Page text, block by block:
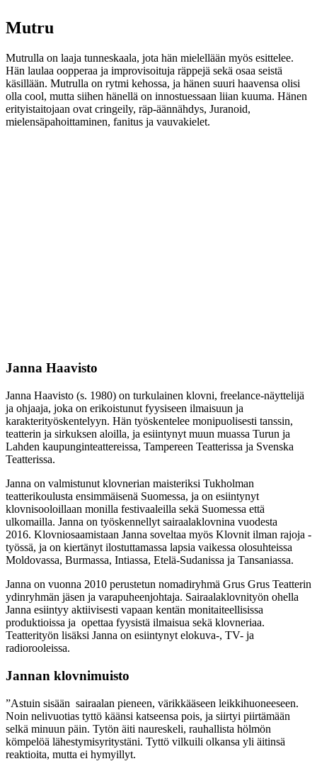
Mutru
Mutrulla on laaja tunneskaala, jota hän mielellään myös esittelee.
Hän laulaa oopperaa ja improvisoituja räppejä sekä osaa seistä
käsillään. Mutrulla on rytmi kehossa, ja hänen suuri haavensa olisi
olla cool, mutta siihen hänellä on innostuessaan liian kuuma. Hänen
erityistaitojaan ovat cringeily, räp-äännähdys, Juranoid,
mielensäpahoittaminen, fanitus ja vauvakielet.
Janna Haavisto
Janna Haavisto (s. 1980) on turkulainen klovni, freelance-näyttelijä
ja ohjaaja, joka on erikoistunut fyysiseen ilmaisuun ja
karakterityöskentelyyn. Hän työskentelee monipuolisesti tanssin,
teatterin ja sirkuksen aloilla, ja esiintynyt muun muassa Turun ja
Lahden kaupunginteattereissa, Tampereen Teatterissa ja Svenska
Teatterissa.
Janna on valmistunut klovnerian maisteriksi Tukholman
teatterikoulusta ensimmäisenä Suomessa, ja on esiintynyt
klovnisooloillaan monilla festivaaleilla sekä Suomessa että
ulkomailla. Janna on työskennellyt sairaalaklovnina vuodesta
2016. Klovniosaamistaan Janna soveltaa myös Klovnit ilman rajoja -
työssä, ja on kiertänyt ilostuttamassa lapsia vaikessa olosuhteissa
Moldovassa, Burmassa, Intiassa, Etelä-Sudanissa ja Tansaniassa.
Janna on vuonna 2010 perustetun nomadiryhmä Grus Grus Teatterin
ydinryhmän jäsen ja varapuheenjohtaja. Sairaalaklovnityön ohella
Janna esiintyy aktiivisesti vapaan kentän monitaiteellisissa
produktioissa ja opettaa fyysistä ilmaisua sekä klovneriaa.
Teatterityön lisäksi Janna on esiintynyt elokuva-, TV- ja
radiorooleissa.
Jannan klovnimuisto
”Astuin sisään sairaalan pieneen, värikkääseen leikkihuoneeseen.
Noin nelivuotias tyttö käänsi katseensa pois, ja siirtyi piirtämään
selkä minuun päin. Tytön äiti naureskeli, rauhallista hölmön
kömpelöä lähestymisyritystäni. Tyttö vilkuili olkansa yli äitinsä
reaktioita, mutta ei hymyillyt.